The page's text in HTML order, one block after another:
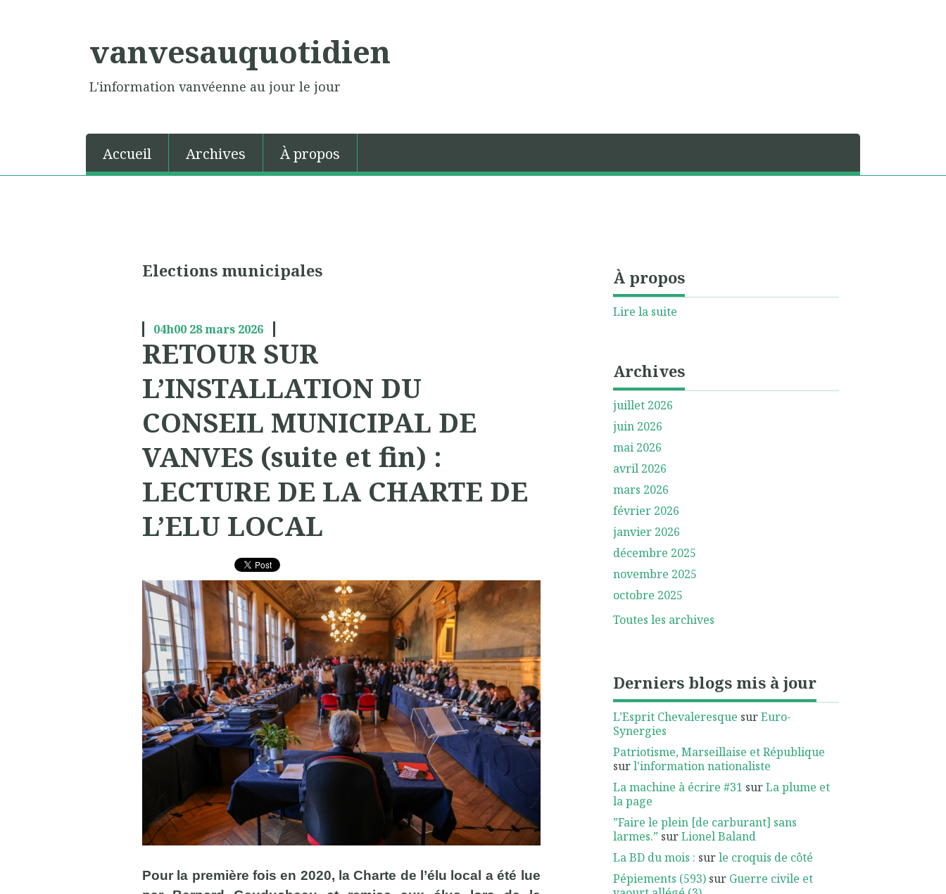
vanvesauquotidien
L'information vanvéenne au jour le jour
Accueil Archives À propos
Elections municipales
04h00 28mars 2026
RETOUR SUR
L’INSTALLATION DU
CONSEIL MUNICIPAL DE
VANVES (suite et fin) :
LECTURE DE LA CHARTE DE
L’ELU LOCAL
Pour la première fois en 2020, la Charte de l’élu local a été lue
À propos
Lire la suite
Archives
juillet 2026
juin 2026
mai 2026
avril 2026
mars 2026
février 2026
janvier 2026
décembre 2025
novembre 2025
octobre 2025
Toutes les archives
Derniers blogs mis à jour
L’Esprit Chevaleresque surEuro-
Synergies
Patriotisme, Marseillaise et République
surl'information nationaliste
La machine à écrire #31 surLa plume et
la page
”Faire le plein [de carburant] sans
larmes.”surLionel Baland
La BD du mois : surle croquis de côté
Pépiements (593)sur Guerre civile et